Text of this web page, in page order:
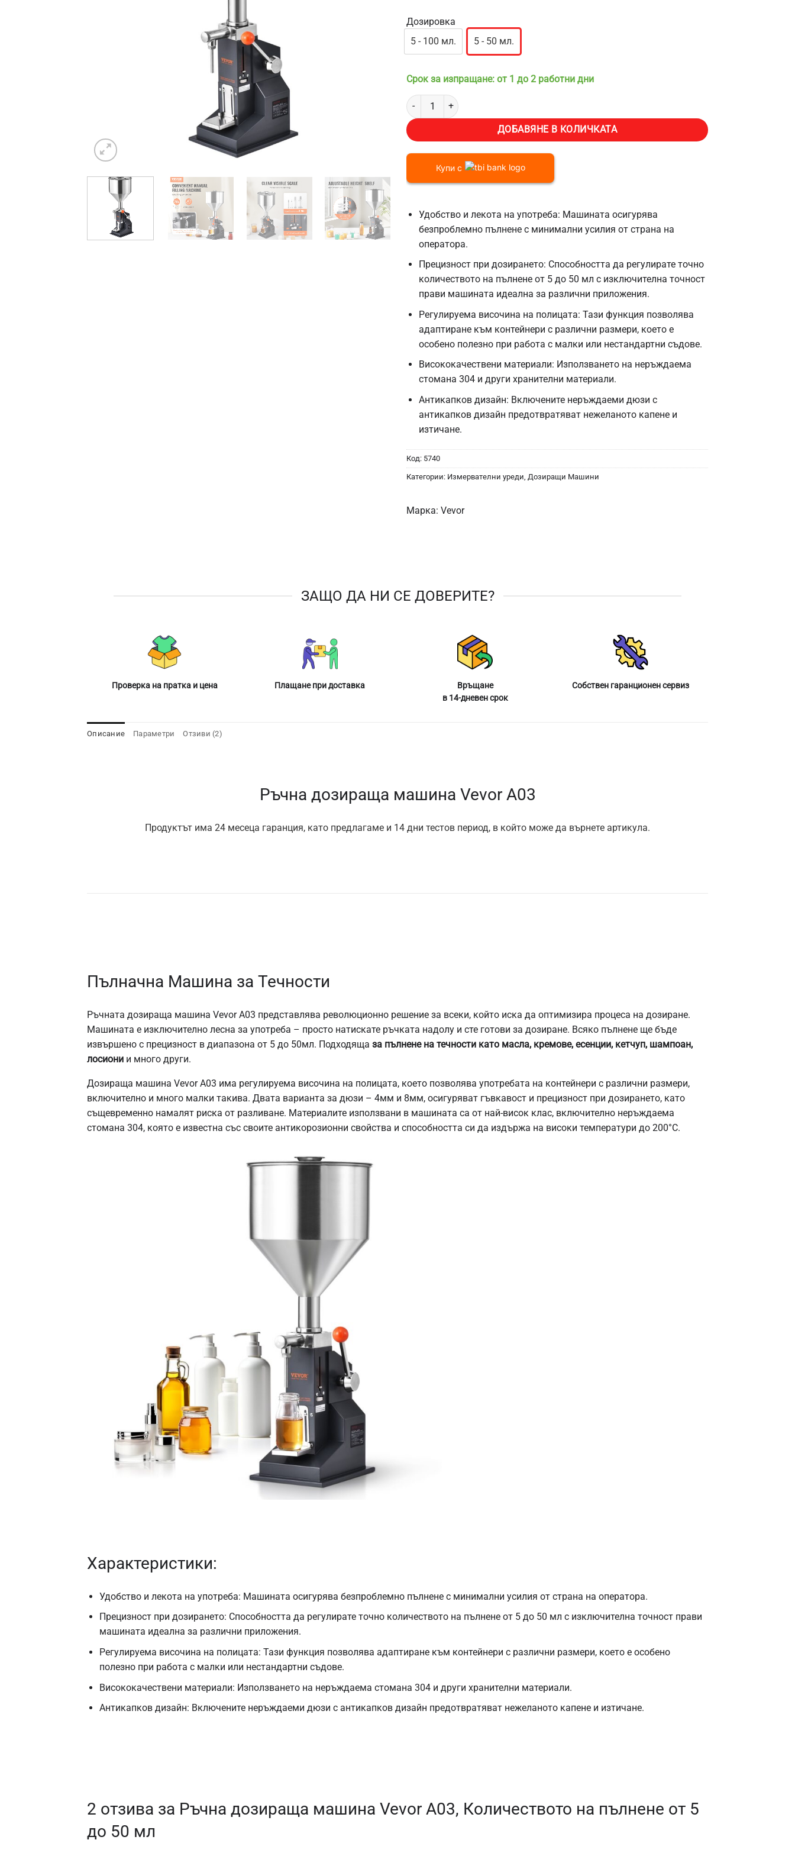
Дозировка
5 - 100 мл.
5 - 50 мл.
Срок за изпращане: от 1 до 2 работни дни
количество за Ръчна дозираща машина Vevor A03, Количеството на пълнене от 5 до 50 мл
ДОБАВЯНЕ В КОЛИЧКАТА
Купи с
Удобство и лекота на употреба: Машината осигурява
безпроблемно пълнене с минимални усилия от страна на
оператора.
Прецизност при дозирането: Способността да регулирате точно
количеството на пълнене от 5 до 50 мл с изключителна точност
прави машината идеална за различни приложения.
Регулируема височина на полицата: Тази функция позволява
адаптиране към контейнери с различни размери, което е
особено полезно при работа с малки или нестандартни съдове.
Висококачествени материали: Използването на неръждаема
стомана 304 и други хранителни материали.
Антикапков дизайн: Включените неръждаеми дюзи с
антикапков дизайн предотвратяват нежеланото капене и
изтичане.
Код: 5740
Категории: Измервателни уреди Дозиращи Машини
Марка: Vevor
ЗАЩО ДА НИ СЕ ДОВЕРИТЕ?
Проверка на пратка и цена Плащане при доставка
Връщане
в 14-дневен срок
Собствен гаранционен сервиз
Описание Параметри Отзиви (2)
Ръчна дозираща машина Vevor A03
Продуктът има 24 месеца гаранция, като предлагаме и 14 дни тестов период, в който може да върнете артикула.
Пълначна Машина за Течности
Ръчната дозираща машина Vevor A03 представлява революционно решение за всеки, който иска да оптимизира процеса на дозиране.
Машината е изключително лесна за употреба – просто натискате ръчката надолу и сте готови за дозиране. Всяко пълнене ще бъде
извършено с прецизност в диапазона от 5 до 50мл. Подходяща за пълнене на течности като масла, кремове, есенции, кетчуп, шампоан,
лосиони и много други.
Дозираща машина Vevor A03 има регулируема височина на полицата, което позволява употребата на контейнери с различни размери,
включително и много малки такива. Двата варианта за дюзи – 4мм и 8мм, осигуряват гъвкавост и прецизност при дозирането, като
същевременно намалят риска от разливане. Материалите използвани в машината са от най-висок клас, включително неръждаема
стомана 304, която е известна със своите антикорозионни свойства и способността си да издържа на високи температури до 200°C.
Характеристики:
Удобство и лекота на употреба: Машината осигурява безпроблемно пълнене с минимални усилия от страна на оператора.
Прецизност при дозирането: Способността да регулирате точно количеството на пълнене от 5 до 50 мл с изключителна точност прави
машината идеална за различни приложения.
Регулируема височина на полицата: Тази функция позволява адаптиране към контейнери с различни размери, което е особено
полезно при работа с малки или нестандартни съдове.
Висококачествени материали: Използването на неръждаема стомана 304 и други хранителни материали.
Антикапков дизайн: Включените неръждаеми дюзи с антикапков дизайн предотвратяват нежеланото капене и изтичане.
2 отзива за Ръчна дозираща машина Vevor A03, Количеството на пълнене от 5
до 50 мл